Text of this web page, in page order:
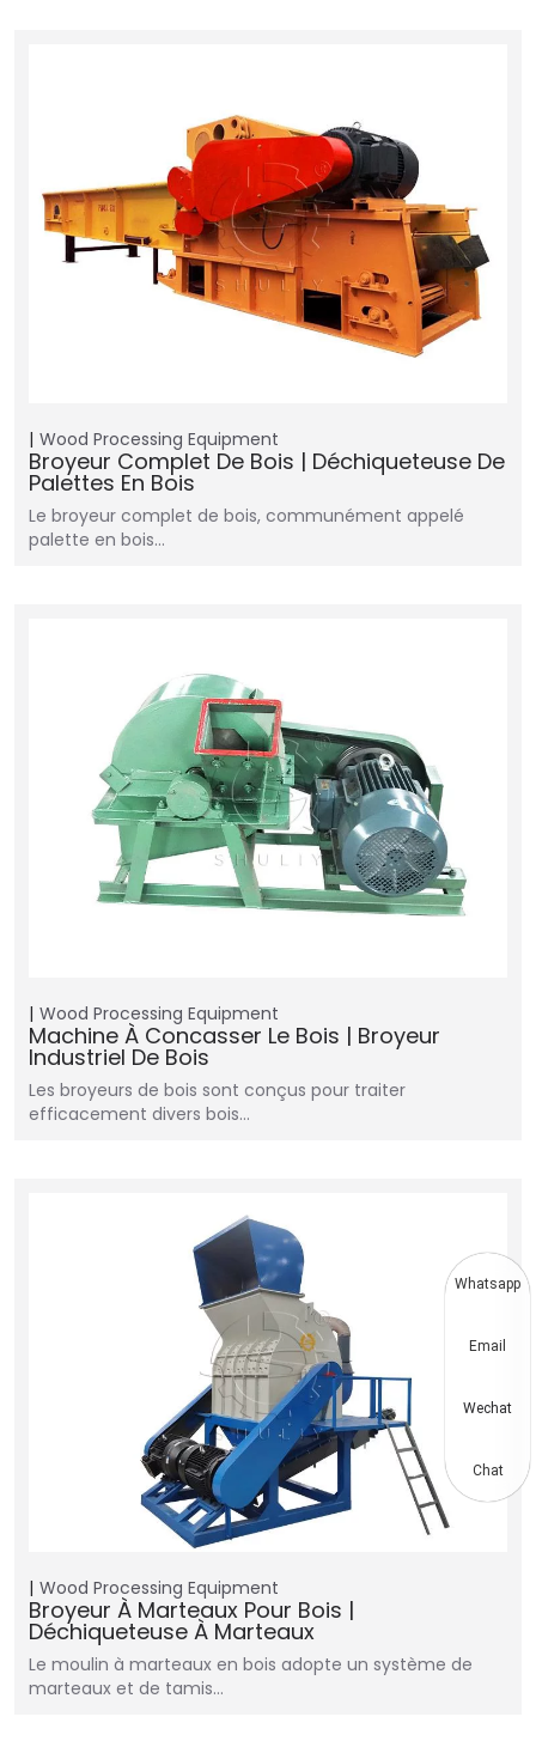
Wood Processing Equipment
Broyeur Complet De Bois | Déchiqueteuse De
Palettes En Bois
Le broyeur complet de bois, communément appelé
palette en bois…
Wood Processing Equipment
Machine À Concasser Le Bois | Broyeur
Industriel De Bois
Les broyeurs de bois sont conçus pour traiter
efficacement divers bois…
Wood Processing Equipment
Broyeur À Marteaux Pour Bois |
Déchiqueteuse À Marteaux
Le moulin à marteaux en bois adopte un système de
marteaux et de tamis…
Whatsapp
Email
Wechat
Chat